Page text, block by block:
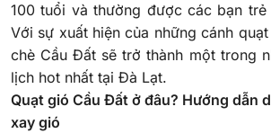
100 tuổi và thường được các bạn trẻ
Với sự xuất hiện của những cánh
chè Cầu Đất sẽ trở thành một trong
lịch hot nhất tại Đà Lạt.
Quạt gió Cầu Đất ở đâu? Hướng dẫn
xay gió